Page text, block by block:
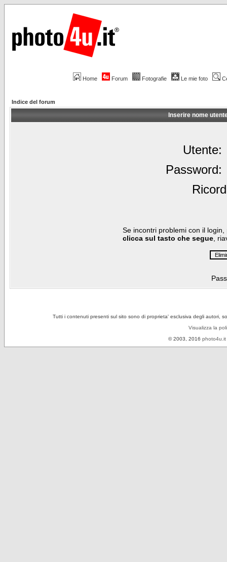
Home Forum Fotografie Le mie foto
Indice del forum
Inserire nome
Utente:
Password:
Se incontri problemi con il
clicca sul tasto che segue ,
Tutti i contenuti presenti sul sito sono di proprieta' esclusiva degli autori,
Visualizza la
© 2003, 2016 photo4u.it